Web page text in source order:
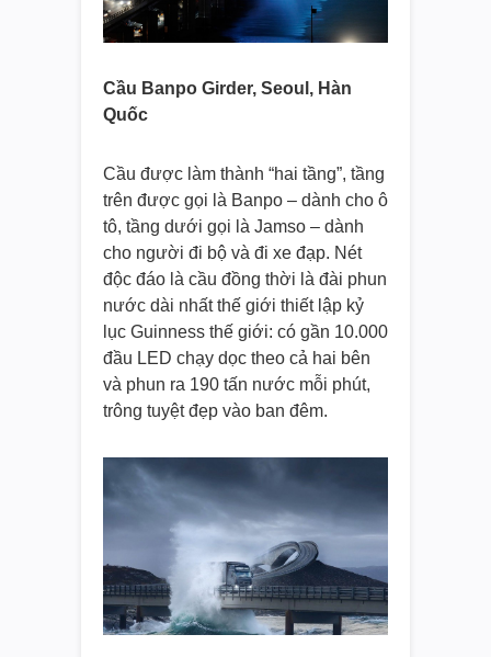
Cầu Banpo Girder, Seoul, Hàn
Quốc
Cầu được làm thành “hai tầng”, tầng
trên được gọi là Banpo – dành cho ô
tô, tầng dưới gọi là Jamso – dành
cho người đi bộ và đi xe đạp. Nét
độc đáo là cầu đồng thời là đài phun
nước dài nhất thế giới thiết lập kỷ
lục Guinness thế giới: có gần 10.000
đầu LED chạy dọc theo cả hai bên
và phun ra 190 tấn nước mỗi phút,
trông tuyệt đẹp vào ban đêm.